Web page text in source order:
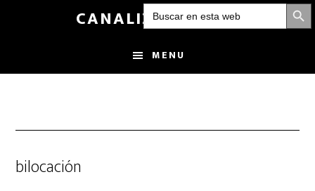
Buscar:
content
CANALIZANDOLUZ
MENU
bilocación